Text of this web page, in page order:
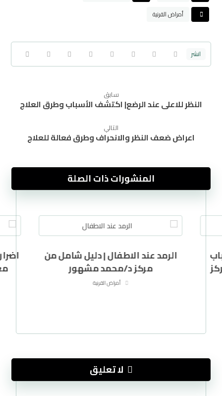
أمراض القرنية
سابق
النظر للاعلى عند الرضع| اكتشف الأسباب وطرق العلاج
التالي
اعراض ضعف النظر والانحراف وطرق فعالة للعلاج
المنشورات ذات الصلة
الرمد عند الاطفال | دليل شامل من
مركز د/محمد مشهور
أمراض القرنية
لا تعليق